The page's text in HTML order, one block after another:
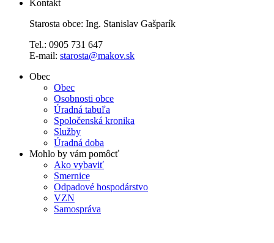
Kontakt
Starosta obce: Ing. Stanislav Gašparík
Tel.: 0905 731 647
E-mail: starosta@makov.sk
Obec
Obec
Osobnosti obce
Úradná tabuľa
Spoločenská kronika
Služby
Úradná doba
Mohlo by vám pomôcť
Ako vybaviť
Smernice
Odpadové hospodárstvo
VZN
Samospráva